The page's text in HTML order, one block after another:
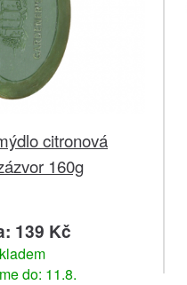
citronová
160g
139 Kč
do: 11.8.